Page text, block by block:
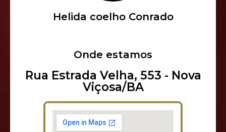
Helida coelho Conrado
Onde estamos
Rua Estrada Velha, 553 - Nova
Viçosa/BA​